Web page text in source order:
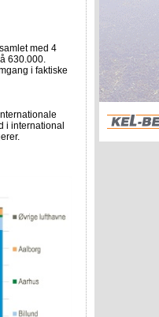
med 4
630.000.
i faktiske
i international